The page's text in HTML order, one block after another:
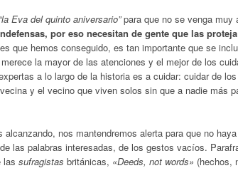
“la Eva del quinto aniversario”para que no se venga muy
por eso necesitan de gente que las proteja
que hemos conseguido, es tan importante que se
la mayor de las atenciones y el mejor de los
a lo largo de la historia es a cuidar: cuidar de
y el vecino que viven solos sin que a nadie más
nos mantendremos alerta para que no
las palabras interesadas, de los gestos vacíos.
las sufragistas británicas, «Deeds, not words» (hechos,